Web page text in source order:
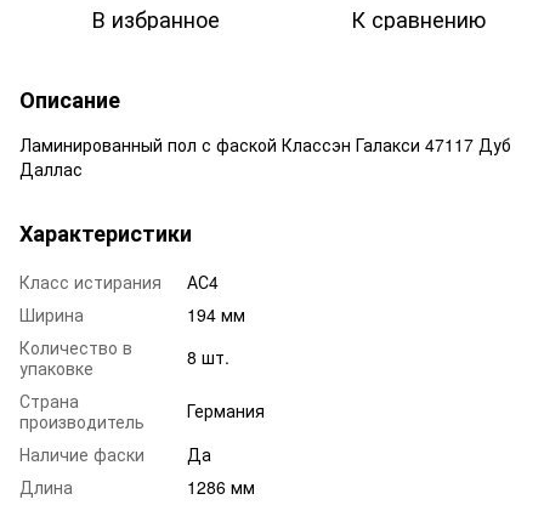
В избранное К сравнению
Описание
Ламинированный пол с фаской Классэн Галакси 47117 Дуб
Даллас
Характеристики
Класс истирания
АС4
Ширина
194 мм
Количество в
упаковке
8 шт.
Страна
производитель
Германия
Наличие фаски
Да
Длина
1286 мм